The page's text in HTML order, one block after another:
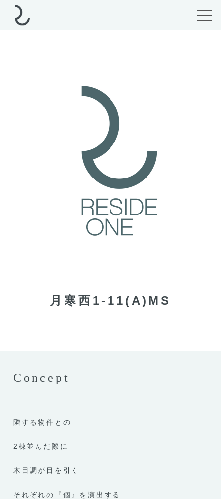
月寒西1-11(A)MS
Concept
隣する物件との
2棟並んだ際に
木目調が目を引く
それぞれの『個』を演出する